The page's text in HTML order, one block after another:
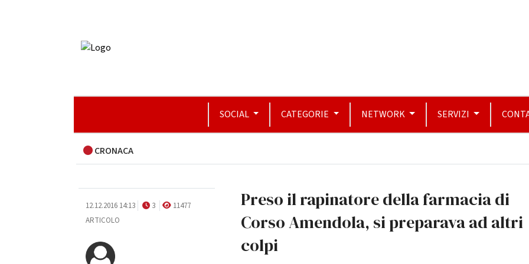
SOCIAL CATEGORIE NETWORK SERVIZI
CRONACA
12.12.2016 14:13 3
11477
ARTICOLO
Preso il rapinatore della farmacia di
Corso Amendola, si preparava ad altri
colpi